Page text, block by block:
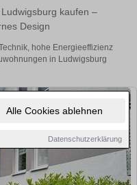
Alle Cookies ablehnen
Datenschutzerklärung
kaufen –
Design
hohe Energieeffizienz
in Ludwigsburg